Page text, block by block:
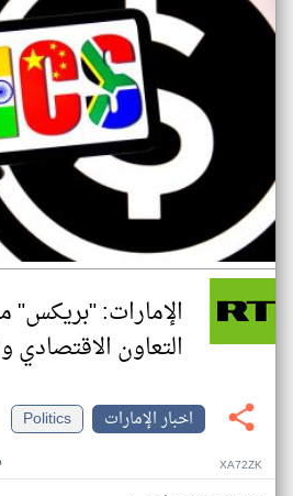
الإمارات: "بريكس"
التعاون الاقتصادي
اخبار الإمارات
Politics
XA72ZK